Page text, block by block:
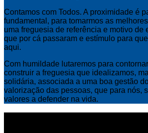
Contamos com Todos. A proximidade é
fundamental, para tomarmos as
uma freguesia de referência e motivo de
que por cá passaram e estímulo para
aqui.
Com humildade lutaremos para
construir a freguesia que idealizamos,
solidária, associada a uma boa gestão
valorização das pessoas, que para nós,
valores a defender na vida.